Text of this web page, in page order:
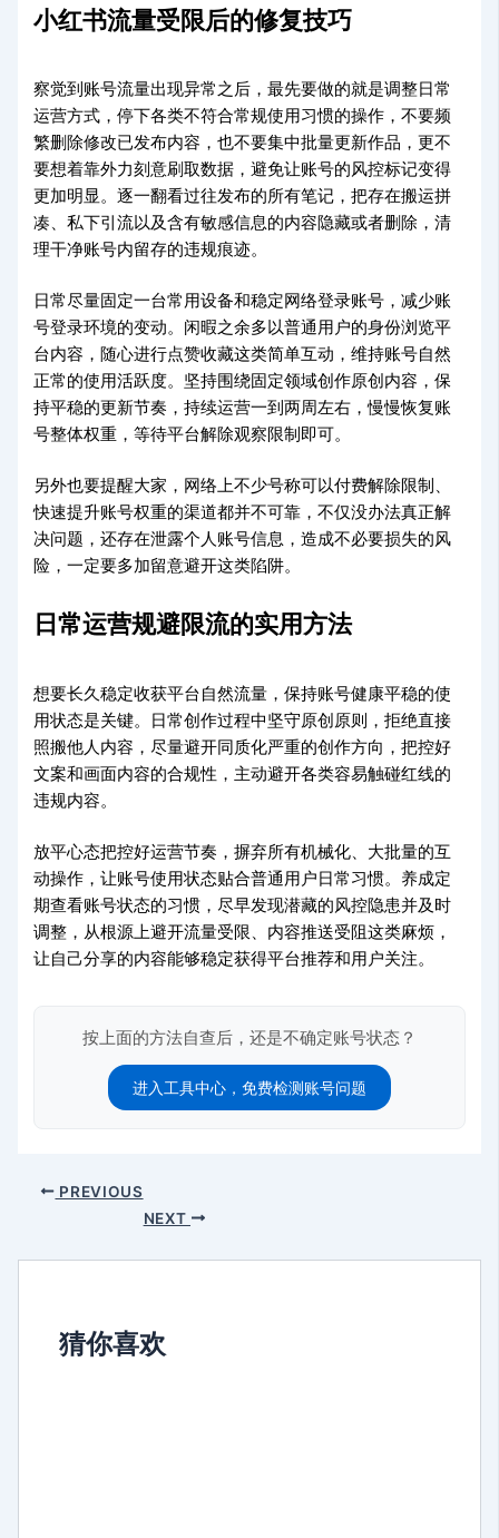
小红书流量受限后的修复技巧
察觉到账号流量出现异常之后，最先要做的就是调整日常
运营方式，停下各类不符合常规使用习惯的操作，不要频
繁删除修改已发布内容，也不要集中批量更新作品，更不
要想着靠外力刻意刷取数据，避免让账号的风控标记变得
更加明显。逐一翻看过往发布的所有笔记，把存在搬运拼
凑、私下引流以及含有敏感信息的内容隐藏或者删除，清
理干净账号内留存的违规痕迹。
日常尽量固定一台常用设备和稳定网络登录账号，减少账
号登录环境的变动。闲暇之余多以普通用户的身份浏览平
台内容，随心进行点赞收藏这类简单互动，维持账号自然
正常的使用活跃度。坚持围绕固定领域创作原创内容，保
持平稳的更新节奏，持续运营一到两周左右，慢慢恢复账
号整体权重，等待平台解除观察限制即可。
另外也要提醒大家，网络上不少号称可以付费解除限制、
快速提升账号权重的渠道都并不可靠，不仅没办法真正解
决问题，还存在泄露个人账号信息，造成不必要损失的风
险，一定要多加留意避开这类陷阱。
日常运营规避限流的实用方法
想要长久稳定收获平台自然流量，保持账号健康平稳的使
用状态是关键。日常创作过程中坚守原创原则，拒绝直接
照搬他人内容，尽量避开同质化严重的创作方向，把控好
文案和画面内容的合规性，主动避开各类容易触碰红线的
违规内容。
放平心态把控好运营节奏，摒弃所有机械化、大批量的互
动操作，让账号使用状态贴合普通用户日常习惯。养成定
期查看账号状态的习惯，尽早发现潜藏的风控隐患并及时
调整，从根源上避开流量受限、内容推送受阻这类麻烦，
让自己分享的内容能够稳定获得平台推荐和用户关注。
按上面的方法自查后，还是不确定账号状态？
进入工具中心，免费检测账号问题
PREVIOUS
NEXT
猜你喜欢